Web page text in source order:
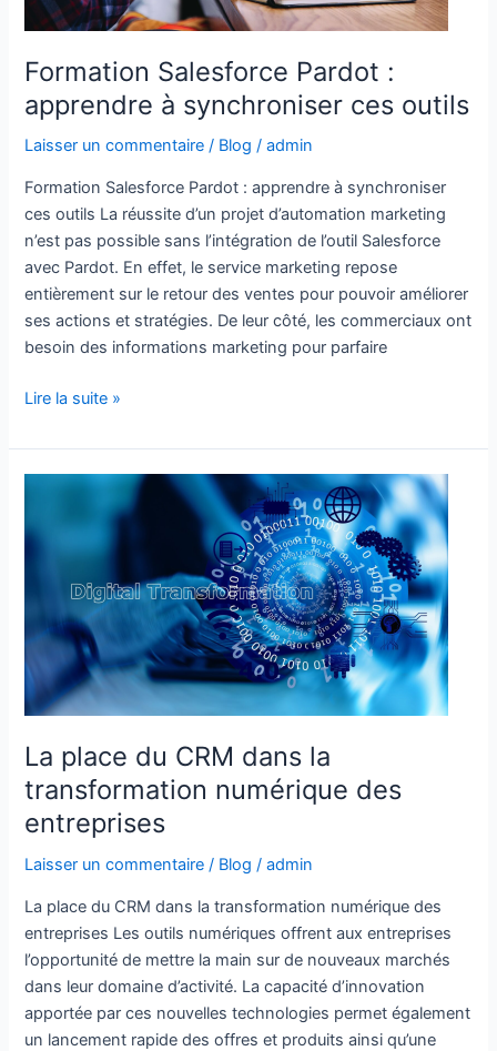
Formation Salesforce Pardot :
apprendre à synchroniser ces outils
Laisser un commentaire / Blog /admin
Formation Salesforce Pardot : apprendre à synchroniser
ces outils La réussite d’un projet d’automation marketing
n’est pas possible sans l’intégration de l’outil Salesforce
avec Pardot. En effet, le service marketing repose
entièrement sur le retour des ventes pour pouvoir améliorer
ses actions et stratégies. De leur côté, les commerciaux ont
besoin des informations marketing pour parfaire
outils
Lire la suite »
La place du CRM dans la
transformation numérique des
entreprises
Laisser un commentaire / Blog /admin
La place du CRM dans la transformation numérique des
entreprises Les outils numériques offrent aux entreprises
l’opportunité de mettre la main sur de nouveaux marchés
dans leur domaine d’activité. La capacité d’innovation
apportée par ces nouvelles technologies permet également
un lancement rapide des offres et produits ainsi qu’une
La
du
transformation
numérique
des